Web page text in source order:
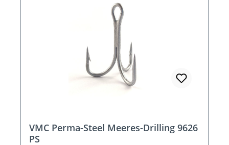
VMC Perma-Steel Meeres-Drilling 9626
PS